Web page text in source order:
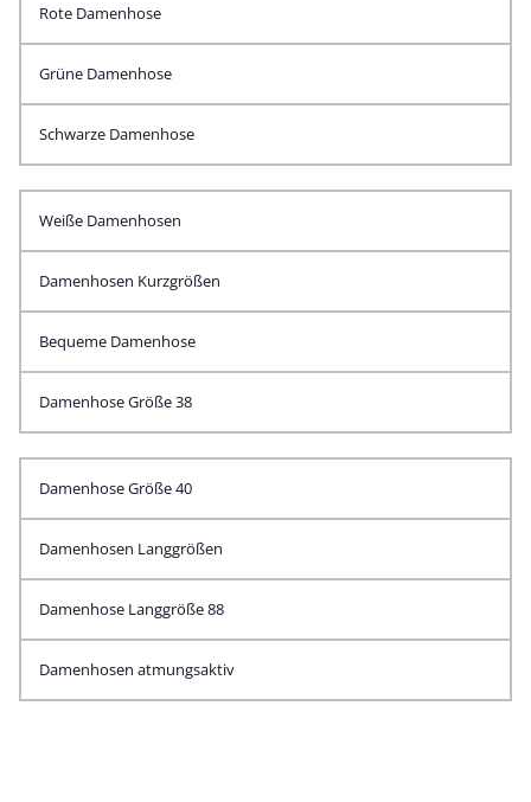
Rote Damenhose
Grüne Damenhose
Schwarze Damenhose
Weiße Damenhosen
Damenhosen Kurzgrößen
Bequeme Damenhose
Damenhose Größe 38
Damenhose Größe 40
Damenhosen Langgrößen
Damenhose Langgröße 88
Damenhosen atmungsaktiv